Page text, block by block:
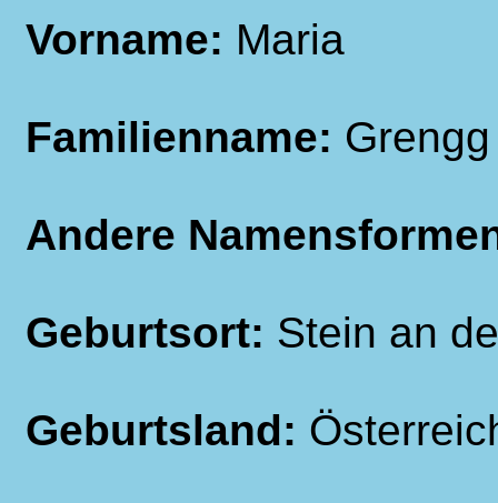
Vorname: Maria
Familienname: Grengg
Andere
Geburtsort: Stein an
Geburtsland: